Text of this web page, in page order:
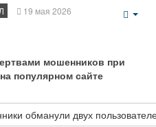
19 мая 2026
мошенников при
популярном сайте
обманули двух